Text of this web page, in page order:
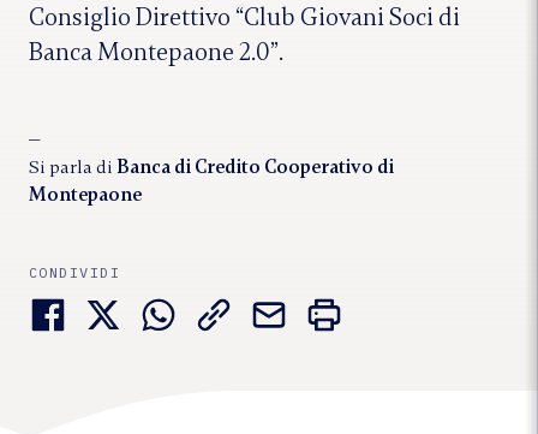
Consiglio Direttivo “Club Giovani Soci di
Banca Montepaone 2.0”.
Si parla di Banca di Credito Cooperativo di
Montepaone
CONDIVIDI